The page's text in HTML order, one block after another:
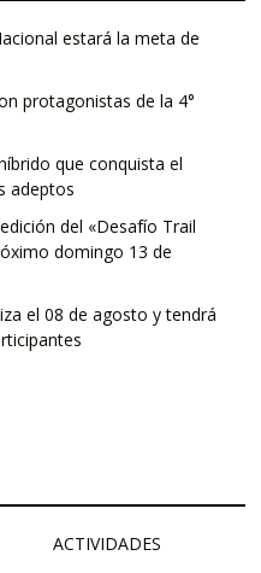
estará la meta de
protagonistas de la 4°
que conquista el
adeptos
del «Desafío Trail
domingo 13 de
el 08 de agosto y tendrá
ACTIVIDADES